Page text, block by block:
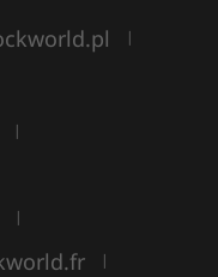
|
|
|
|